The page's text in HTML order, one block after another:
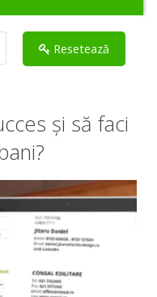
Resetează
și să faci